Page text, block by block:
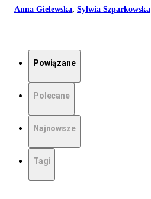
Anna Gielewska, Sylwia Szparkowska
Powiązane
Polecane
Najnowsze
Tagi